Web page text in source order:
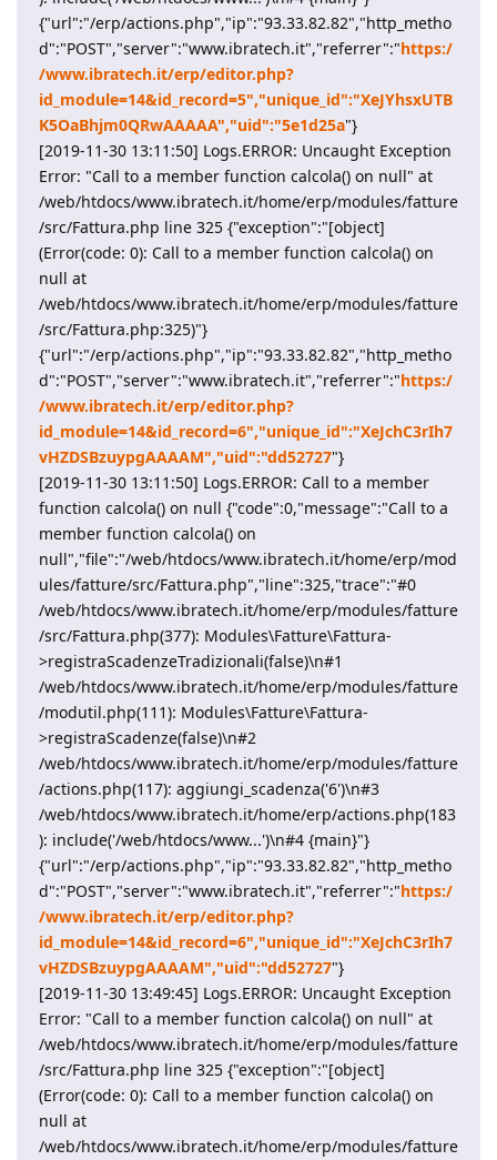
{"url":"/erp/actions.php","ip":"93.33.82.82","http_metho
d":"POST","server":"www.ibratech.it","referrer":"https:/
/www.ibratech.it/erp/editor.php?
id_module=14&id_record=5","unique_id":"XeJYhsxUTB
K5OaBhjm0QRwAAAAA","uid":"5e1d25a"}
[2019-11-30 13:11:50] Logs.ERROR: Uncaught Exception
Error: "Call to a member function calcola() on null" at
/web/htdocs/www.ibratech.it/home/erp/modules/fatture
/src/Fattura.php line 325 {"exception":"[object]
(Error(code: 0): Call to a member function calcola() on
null at
/web/htdocs/www.ibratech.it/home/erp/modules/fatture
/src/Fattura.php:325)"}
{"url":"/erp/actions.php","ip":"93.33.82.82","http_metho
d":"POST","server":"www.ibratech.it","referrer":"https:/
/www.ibratech.it/erp/editor.php?
id_module=14&id_record=6","unique_id":"XeJchC3rIh7
vHZDSBzuypgAAAAM","uid":"dd52727"}
[2019-11-30 13:11:50] Logs.ERROR: Call to a member
function calcola() on null {"code":0,"message":"Call to a
member function calcola() on
null","file":"/web/htdocs/www.ibratech.it/home/erp/mod
ules/fatture/src/Fattura.php","line":325,"trace":"#0
/web/htdocs/www.ibratech.it/home/erp/modules/fatture
/src/Fattura.php(377): Modules\Fatture\Fattura-
>registraScadenzeTradizionali(false)\n#1
/web/htdocs/www.ibratech.it/home/erp/modules/fatture
/modutil.php(111): Modules\Fatture\Fattura-
>registraScadenze(false)\n#2
/web/htdocs/www.ibratech.it/home/erp/modules/fatture
/actions.php(117): aggiungi_scadenza('6')\n#3
/web/htdocs/www.ibratech.it/home/erp/actions.php(183
): include('/web/htdocs/www...')\n#4 {main}"}
{"url":"/erp/actions.php","ip":"93.33.82.82","http_metho
d":"POST","server":"www.ibratech.it","referrer":"https:/
/www.ibratech.it/erp/editor.php?
id_module=14&id_record=6","unique_id":"XeJchC3rIh7
vHZDSBzuypgAAAAM","uid":"dd52727"}
[2019-11-30 13:49:45] Logs.ERROR: Uncaught Exception
Error: "Call to a member function calcola() on null" at
/web/htdocs/www.ibratech.it/home/erp/modules/fatture
/src/Fattura.php line 325 {"exception":"[object]
(Error(code: 0): Call to a member function calcola() on
null at
/web/htdocs/www.ibratech.it/home/erp/modules/fatture